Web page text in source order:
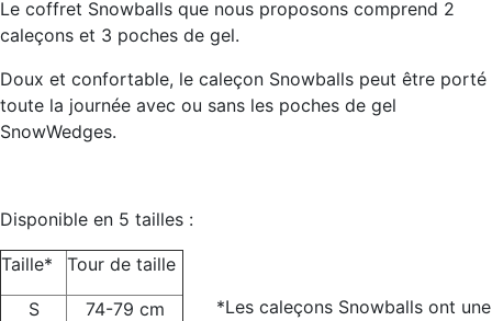
Le coffret Snowballs que nous proposons comprend 2
caleçons et 3 poches de gel.
Doux et confortable, le caleçon Snowballs peut être porté
toute la journée avec ou sans les poches de gel
SnowWedges.
Disponible en 5 tailles :
Taille* Tour de taille
S 74-79 cm
*Les caleçons Snowballs ont une